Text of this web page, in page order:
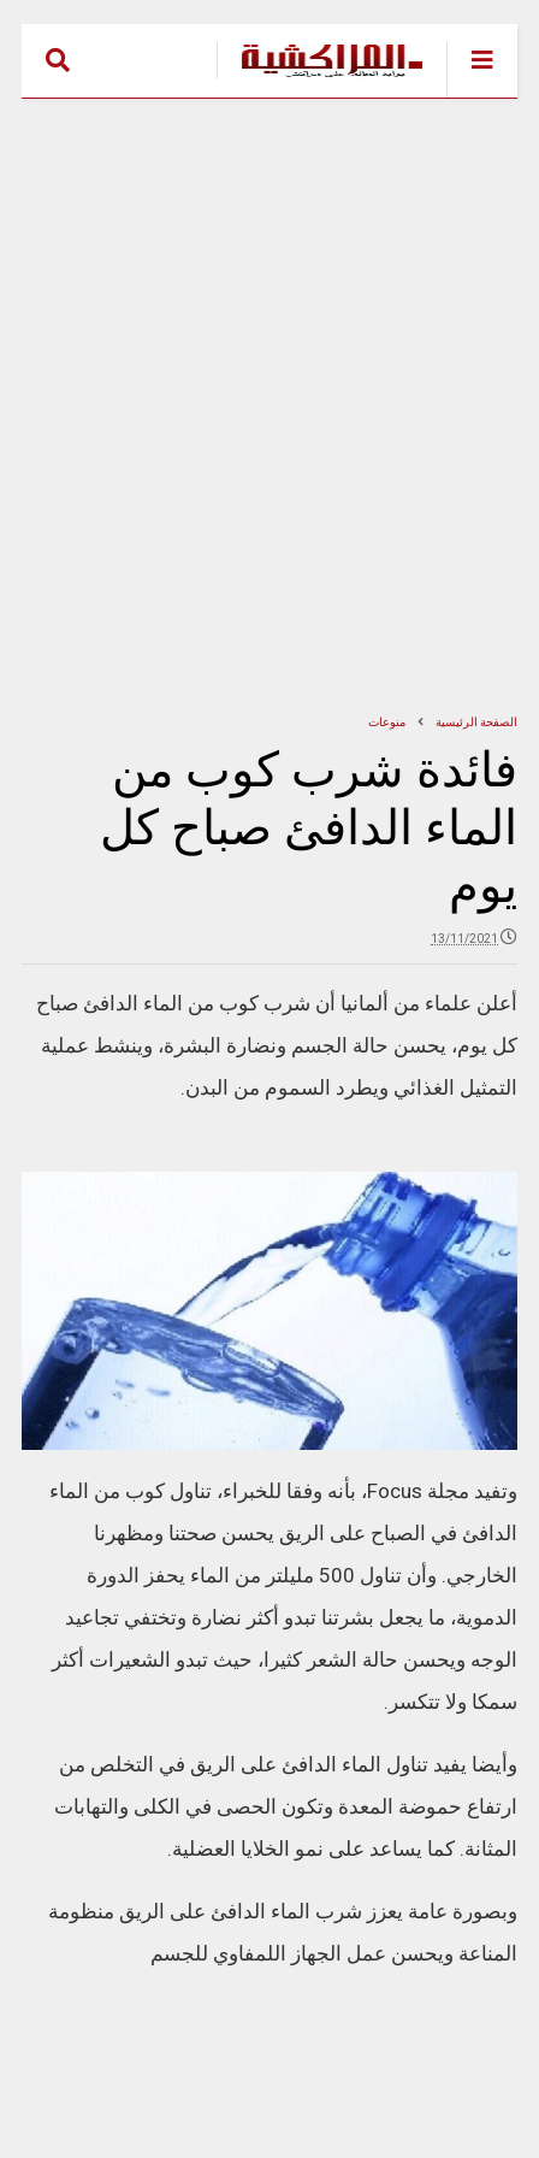
الصفحة الرئيسية منوعات
فائدة شرب كوب من
الماء الدافئ صباح كل
يوم
13/11/2021
أعلن علماء من ألمانيا أن شرب كوب من الماء الدافئ صباح
كل يوم، يحسن حالة الجسم ونضارة البشرة، وينشط عملية
التمثيل الغذائي ويطرد السموم من البدن.
وتفيد مجلة Focus، بأنه وفقا للخبراء، تناول كوب من الماء
الدافئ في الصباح على الريق يحسن صحتنا ومظهرنا
الخارجي. وأن تناول 500 مليلتر من الماء يحفز الدورة
الدموية، ما يجعل بشرتنا تبدو أكثر نضارة وتختفي تجاعيد
الوجه ويحسن حالة الشعر كثيرا، حيث تبدو الشعيرات أكثر
سمكا ولا تتكسر.
وأيضا يفيد تناول الماء الدافئ على الريق في التخلص من
ارتفاع حموضة المعدة وتكون الحصى في الكلى والتهابات
المثانة. كما يساعد على نمو الخلايا العضلية.
وبصورة عامة يعزز شرب الماء الدافئ على الريق منظومة
المناعة ويحسن عمل الجهاز اللمفاوي للجسم